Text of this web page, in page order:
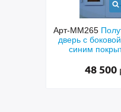
Арт-ММ265
дверь с
синим
48 500